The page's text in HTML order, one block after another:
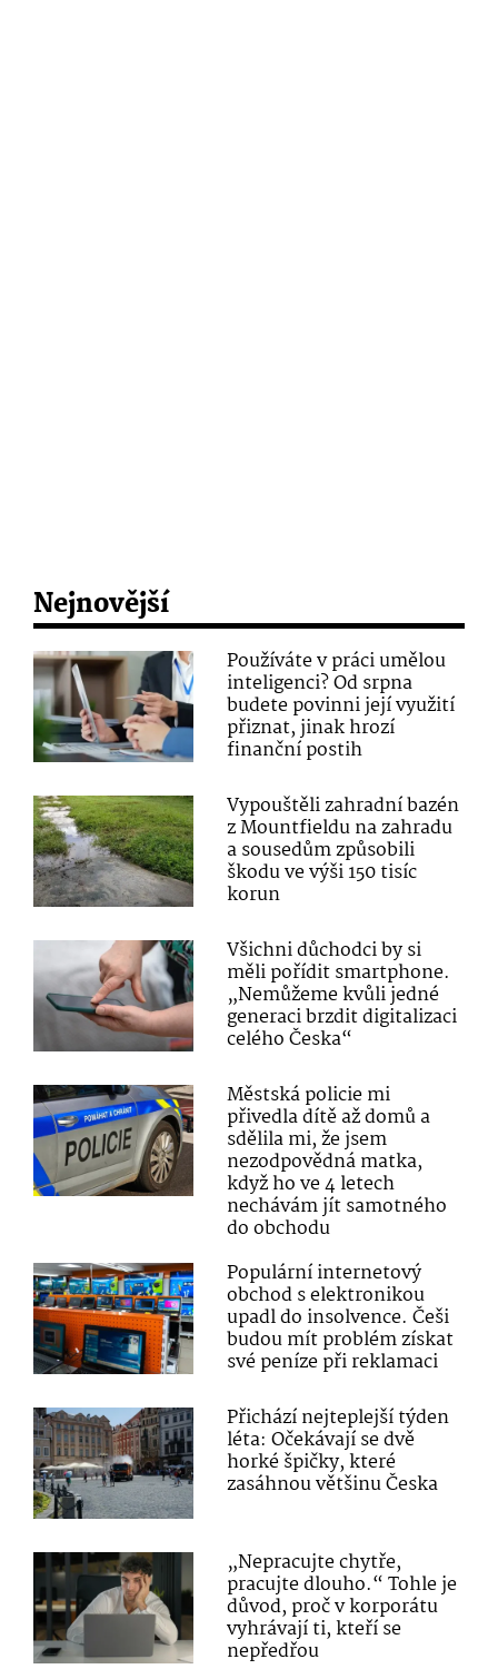
Nejnovější
Používáte v práci umělou
inteligenci? Od srpna
budete povinni její využití
přiznat, jinak hrozí
finanční postih
Vypouštěli zahradní bazén
z Mountfieldu na zahradu
a sousedům způsobili
škodu ve výši 150 tisíc
korun
Všichni důchodci by si
měli pořídit smartphone.
„Nemůžeme kvůli jedné
generaci brzdit digitalizaci
celého Česka“
Městská policie mi
přivedla dítě až domů a
sdělila mi, že jsem
nezodpovědná matka,
když ho ve 4 letech
nechávám jít samotného
do obchodu
Populární internetový
obchod s elektronikou
upadl do insolvence. Češi
budou mít problém získat
své peníze při reklamaci
Přichází nejteplejší týden
léta: Očekávají se dvě
horké špičky, které
zasáhnou většinu Česka
„Nepracujte chytře,
pracujte dlouho.“ Tohle je
důvod, proč v korporátu
vyhrávají ti, kteří se
nepředřou